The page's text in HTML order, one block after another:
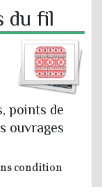
du fil
points de
ouvrages
condition